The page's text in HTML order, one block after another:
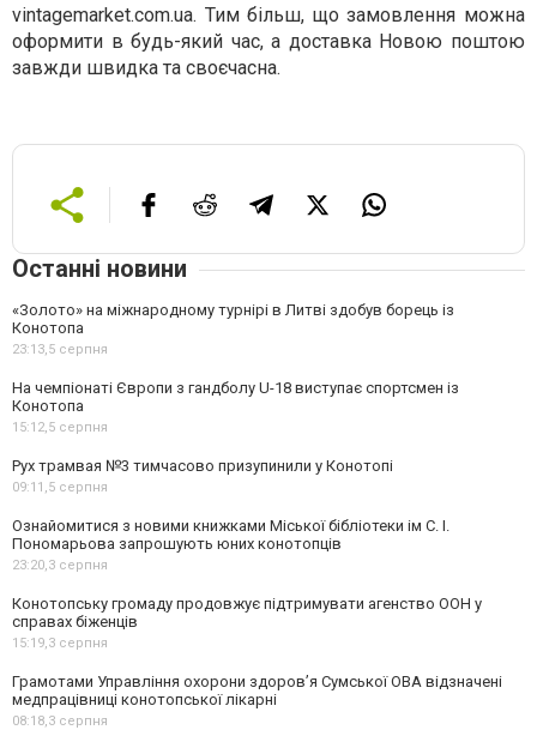
vintagemarket.com.ua. Тим більш, що замовлення можна
оформити в будь-який час, а доставка Новою поштою
завжди швидка та своєчасна.
Останні новини
«Золото» на міжнародному турнірі в Литві здобув борець із
Конотопа
23:13, 5 серпня
На чемпіонаті Європи з гандболу U-18 виступає спортсмен із
Конотопа
15:12, 5 серпня
Рух трамвая №3 тимчасово призупинили у Конотопі
09:11, 5 серпня
Ознайомитися з новими книжками Міської бібліотеки ім С. І.
Пономарьова запрошують юних конотопців
23:20, 3 серпня
Конотопську громаду продовжує підтримувати агенство ООН у
справах біженців
15:19, 3 серпня
Грамотами Управління охорони здоров’я Сумської ОВА відзначені
медпрацівниці конотопської лікарні
08:18, 3 серпня